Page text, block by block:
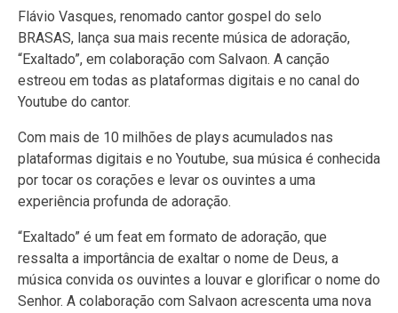
Flávio Vasques, renomado cantor gospel do selo
BRASAS, lança sua mais recente música de adoração,
“Exaltado”, em colaboração com Salvaon. A canção
estreou em todas as plataformas digitais e no canal do
Youtube do cantor.
Com mais de 10 milhões de plays acumulados nas
plataformas digitais e no Youtube, sua música é conhecida
por tocar os corações e levar os ouvintes a uma
experiência profunda de adoração.
“Exaltado” é um feat em formato de adoração, que
ressalta a importância de exaltar o nome de Deus, a
música convida os ouvintes a louvar e glorificar o nome do
Senhor. A colaboração com Salvaon acrescenta uma nova